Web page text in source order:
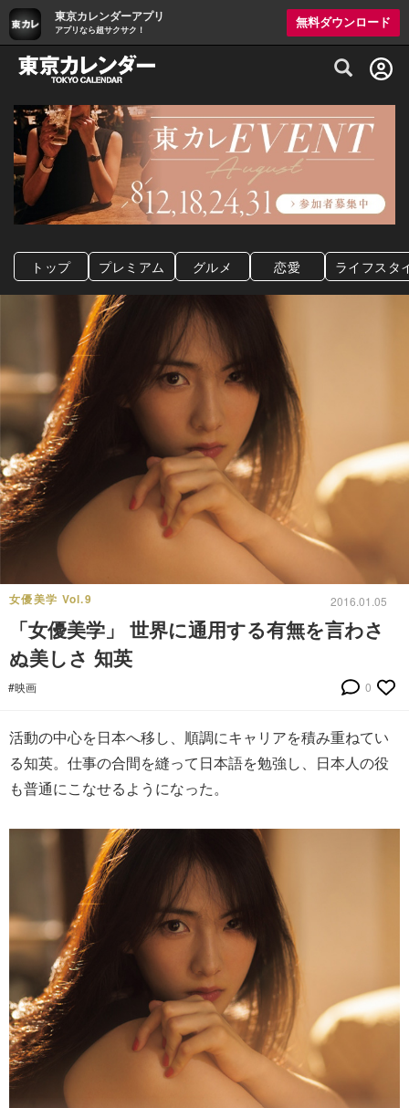
東京カレンダーアプリ
アプリなら超サクサク！
無料ダウンロード
グルメ情報・プレミアムレストラン予約
トップ プレミアム グルメ 恋愛 ライフスタ
女優美学 Vol.9 2016.01.05
「女優美学」 世界に通用する有無を言わさ
ぬ美しさ 知英
#映画 0
活動の中心を日本へ移し、順調にキャリアを積み重ねてい
る知英。仕事の合間を縫って日本語を勉強し、日本人の役
も普通にこなせるようになった。